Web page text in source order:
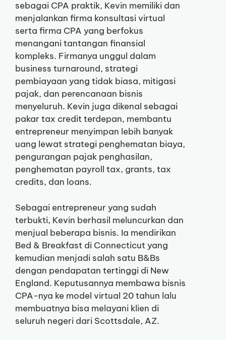
sebagai CPA praktik, Kevin memiliki dan
menjalankan firma konsultasi virtual
serta firma CPA yang berfokus
menangani tantangan finansial
kompleks. Firmanya unggul dalam
business turnaround, strategi
pembiayaan yang tidak biasa, mitigasi
pajak, dan perencanaan bisnis
menyeluruh. Kevin juga dikenal sebagai
pakar tax credit terdepan, membantu
entrepreneur menyimpan lebih banyak
uang lewat strategi penghematan biaya,
pengurangan pajak penghasilan,
penghematan payroll tax, grants, tax
credits, dan loans.
Sebagai entrepreneur yang sudah
terbukti, Kevin berhasil meluncurkan dan
menjual beberapa bisnis. Ia mendirikan
Bed & Breakfast di Connecticut yang
kemudian menjadi salah satu B&Bs
dengan pendapatan tertinggi di New
England. Keputusannya membawa bisnis
CPA-nya ke model virtual 20 tahun lalu
membuatnya bisa melayani klien di
seluruh negeri dari Scottsdale, AZ.